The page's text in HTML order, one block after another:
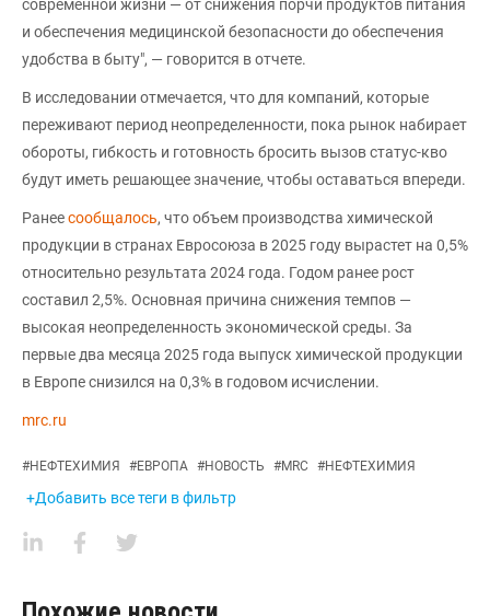
современной жизни — от снижения порчи продуктов питания
и обеспечения медицинской безопасности до обеспечения
удобства в быту", — говорится в отчете.
В исследовании отмечается, что для компаний, которые
переживают период неопределенности, пока рынок набирает
обороты, гибкость и готовность бросить вызов статус-кво
будут иметь решающее значение, чтобы оставаться впереди.
Ранеесообщалось, что объем производства химической
продукции в странах Евросоюза в 2025 году вырастет на 0,5%
относительно результата 2024 года. Годом ранее рост
составил 2,5%. Основная причина снижения темпов —
высокая неопределенность экономической среды. За
первые два месяца 2025 года выпуск химической продукции
в Европе снизился на 0,3% в годовом исчислении.
mrc.ru
#НЕФТЕХИМИЯ #ЕВРОПА #НОВОСТЬ #MRC #НЕФТЕХИМИЯ
+Добавить все теги в фильтр